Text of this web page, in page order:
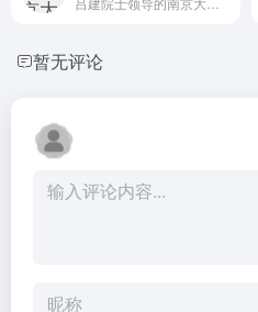
暂无评论